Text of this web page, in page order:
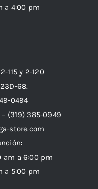
a 4:00 pm
115 y 2-120
68.
0494
(319) 385-0949
store.com
am a 6:00 pm
a 5:00 pm